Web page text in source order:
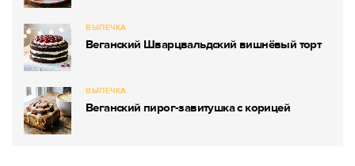
ВЫПЕЧКА
Веганский Шварцвальдский вишнёвый торт
ВЫПЕЧКА
Веганский пирог-завитушка с корицей